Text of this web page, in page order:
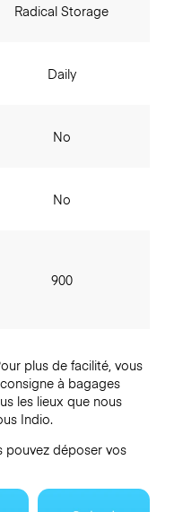
Radical Storage
Daily
No
No
900
plus de facilité, vous
à bagages
les lieux que nous
Indio.
pouvez déposer vos